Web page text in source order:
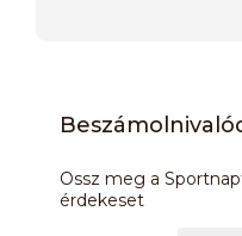
Ossz meg a
érdekeset